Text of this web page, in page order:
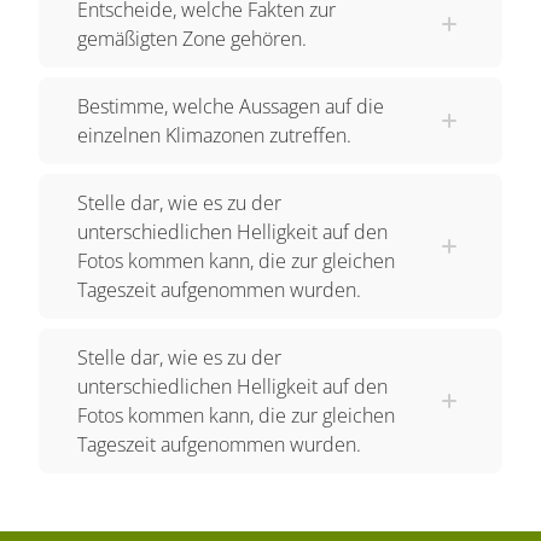
zum Beispiel ist es im Sommer abends noch bis
Sonne schon um etwa 16 Uhr am Nachmittag
unter. Je weiter ein Ort vom Wendekreis entfernt
Tageslängen zwischen Sommer und Winter. Die
Grenze der gemäßigten Zonen polwärts bilden
die Polarkreise. Dort fallen die Sonnenstrahlen im
Winter so flach ein, dass die Sonne je nach Lage
Dezember ist es in der gesamten nördlichen
Polarzone einen Tag lang dunkel. Weiter im
Norden bleibt die Sonne noch länger unter dem
Entscheide, welche Fakten zur
gemäßigten Zone gehören.
Bestimme, welche Aussagen auf die
einzelnen Klimazonen zutreffen.
Stelle dar, wie es zu der
unterschiedlichen Helligkeit auf den
Fotos kommen kann, die zur gleichen
Tageszeit aufgenommen wurden.
Stelle dar, wie es zu der
unterschiedlichen Helligkeit auf den
Fotos kommen kann, die zur gleichen
Tageszeit aufgenommen wurden.